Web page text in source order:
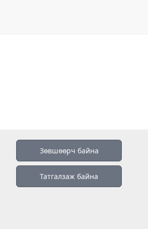
Зөвшөөрч байна
Татгалзаж байна